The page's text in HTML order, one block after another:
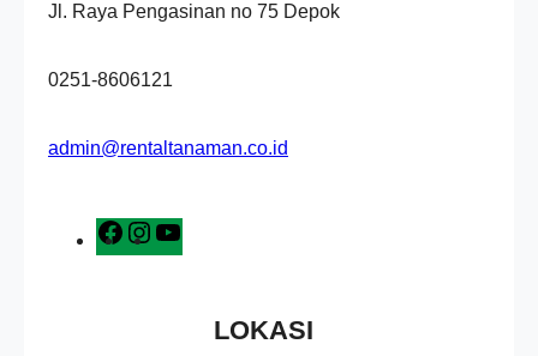
Jl. Raya Pengasinan no 75 Depok
0251-8606121
admin@rentaltanaman.co.id
F
a
I
n
o
LOKASI